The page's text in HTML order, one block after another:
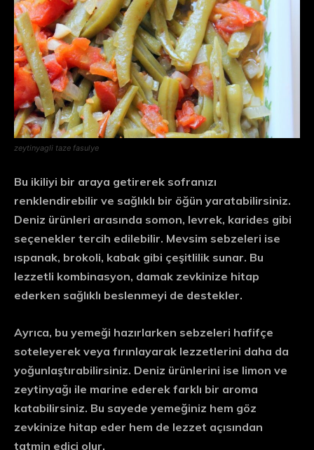
zeytinyagli taze fasulye
Bu ikiliyi bir araya getirerek sofranızı
renklendirebilir ve sağlıklı bir öğün yaratabilirsiniz.
Deniz ürünleri arasında somon, levrek, karides gibi
seçenekler tercih edilebilir. Mevsim sebzeleri ise
ıspanak, brokoli, kabak gibi çeşitlilik sunar. Bu
lezzetli kombinasyon, damak zevkinize hitap
ederken sağlıklı beslenmeyi de destekler.
Ayrıca, bu yemeği hazırlarken sebzeleri hafifçe
soteleyerek veya fırınlayarak lezzetlerini daha da
yoğunlaştırabilirsiniz. Deniz ürünlerini ise limon ve
zeytinyağı ile marine ederek farklı bir aroma
katabilirsiniz. Bu sayede yemeğiniz hem göz
zevkinize hitap eder hem de lezzet açısından
tatmin edici olur.